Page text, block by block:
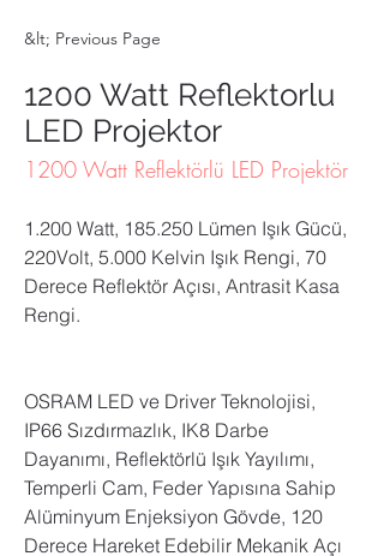
&lt; Previous Page
1200 Watt Reflektorlu
LED Projektor
1200 Watt Reflektörlü LED Projektör
1.200 Watt, 185.250 Lümen Işık Gücü,
220Volt, 5.000 Kelvin Işık Rengi, 70
Derece Reflektör Açısı, Antrasit Kasa
Rengi.
OSRAM LED ve Driver Teknolojisi,
IP66 Sızdırmazlık, IK8 Darbe
Dayanımı, Reflektörlü Işık Yayılımı,
Temperli Cam, Feder Yapısına Sahip
Alüminyum Enjeksiyon Gövde, 120
Derece Hareket Edebilir Mekanik Açı